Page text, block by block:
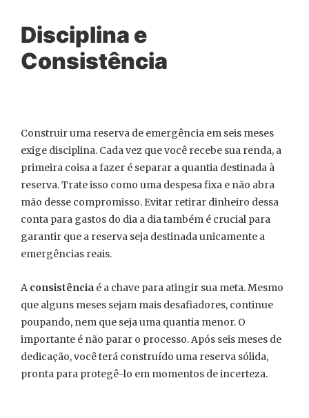
Disciplina e
Consistência
Construir uma reserva de emergência em seis meses
exige disciplina. Cada vez que você recebe sua renda, a
primeira coisa a fazer é separar a quantia destinada à
reserva. Trate isso como uma despesa fixa e não abra
mão desse compromisso. Evitar retirar dinheiro dessa
conta para gastos do dia a dia também é crucial para
garantir que a reserva seja destinada unicamente a
emergências reais.
A consistência é a chave para atingir sua meta. Mesmo
que alguns meses sejam mais desafiadores, continue
poupando, nem que seja uma quantia menor. O
importante é não parar o processo. Após seis meses de
dedicação, você terá construído uma reserva sólida,
pronta para protegê-lo em momentos de incerteza.